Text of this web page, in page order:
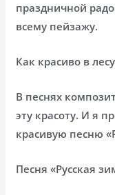
праздничной
всему пейзажу.
Как красиво в
В песнях
эту красоту. И я
красивую песню
Песня «Русская